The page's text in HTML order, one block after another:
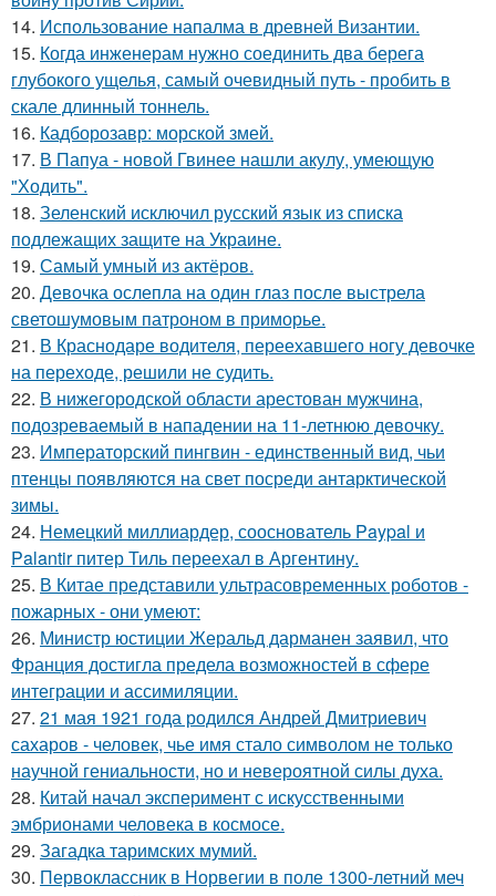
14. Использование напалма в древней Византии.
15. Когда инженерам нужно соединить два берега
глубокого ущелья, самый очевидный путь - пробить в
скале длинный тоннель.
16. Кадборозавр: морской змей.
17. В Папуа - новой Гвинее нашли акулу, умеющую
"Ходить".
18. Зеленский исключил русский язык из списка
подлежащих защите на Украине.
19. Самый умный из актёров.
20. Девочка ослепла на один глаз после выстрела
светошумовым патроном в приморье.
21. В Краснодаре водителя, переехавшего ногу девочке
на переходе, решили не судить.
22. В нижегородской области арестован мужчина,
подозреваемый в нападении на 11-летнюю девочку.
23. Императорский пингвин - единственный вид, чьи
птенцы появляются на свет посреди антарктической
зимы.
24. Немецкий миллиардер, сооснователь Paypal и
Palantir питер Тиль переехал в Аргентину.
25. В Китае представили ультрасовременных роботов -
пожарных - они умеют:
26. Министр юстиции Жеральд дарманен заявил, что
Франция достигла предела возможностей в сфере
интеграции и ассимиляции.
27. 21 мая 1921 года родился Андрей Дмитриевич
сахаров - человек, чье имя стало символом не только
научной гениальности, но и невероятной силы духа.
28. Китай начал эксперимент с искусственными
эмбрионами человека в космосе.
29. Загадка таримских мумий.
30. Первоклассник в Норвегии в поле 1300-летний меч